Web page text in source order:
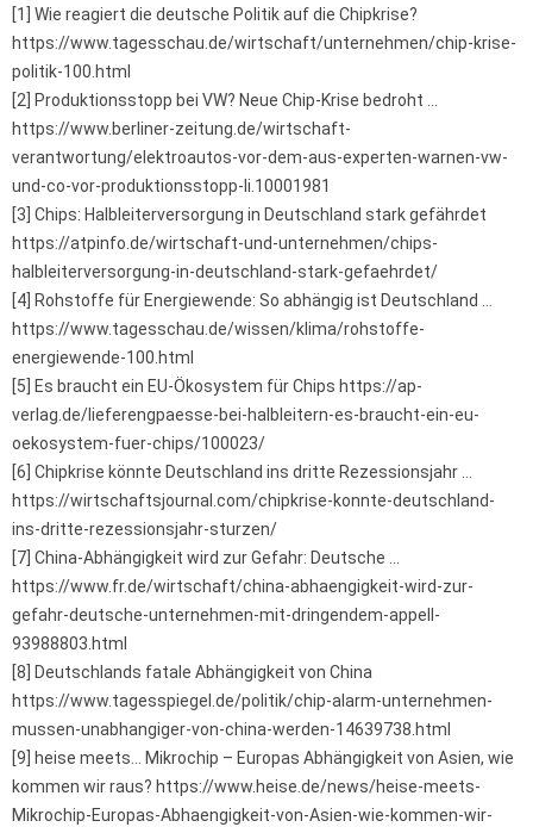
[1] Wie reagiert die deutsche Politik auf die Chipkrise?
https://www.tagesschau.de/wirtschaft/unternehmen/chip-krise-
politik-100.html
[2] Produktionsstopp bei VW? Neue Chip-Krise bedroht …
https://www.berliner-zeitung.de/wirtschaft-
verantwortung/elektroautos-vor-dem-aus-experten-warnen-vw-
und-co-vor-produktionsstopp-li.10001981
[3] Chips: Halbleiterversorgung in Deutschland stark gefährdet
https://atpinfo.de/wirtschaft-und-unternehmen/chips-
halbleiterversorgung-in-deutschland-stark-gefaehrdet/
[4] Rohstoffe für Energiewende: So abhängig ist Deutschland …
https://www.tagesschau.de/wissen/klima/rohstoffe-
energiewende-100.html
[5] Es braucht ein EU-Ökosystem für Chips https://ap-
verlag.de/lieferengpaesse-bei-halbleitern-es-braucht-ein-eu-
oekosystem-fuer-chips/100023/
[6] Chipkrise könnte Deutschland ins dritte Rezessionsjahr …
https://wirtschaftsjournal.com/chipkrise-konnte-deutschland-
ins-dritte-rezessionsjahr-sturzen/
[7] China-Abhängigkeit wird zur Gefahr: Deutsche …
https://www.fr.de/wirtschaft/china-abhaengigkeit-wird-zur-
gefahr-deutsche-unternehmen-mit-dringendem-appell-
93988803.html
[8] Deutschlands fatale Abhängigkeit von China
https://www.tagesspiegel.de/politik/chip-alarm-unternehmen-
mussen-unabhangiger-von-china-werden-14639738.html
[9] heise meets… Mikrochip – Europas Abhängigkeit von Asien, wie
kommen wir raus? https://www.heise.de/news/heise-meets-
Mikrochip-Europas-Abhaengigkeit-von-Asien-wie-kommen-wir-